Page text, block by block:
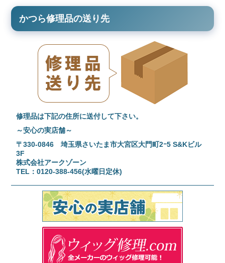
かつら修理品の送り先
修理品は下記の住所に送付して下さい。
～安心の実店舗～
〒330-0846 埼玉県さいたま市大宮区大門町2ｰ5 S&Kビル
3F
株式会社アークゾーン
TEL：0120-388-456(水曜日定休)